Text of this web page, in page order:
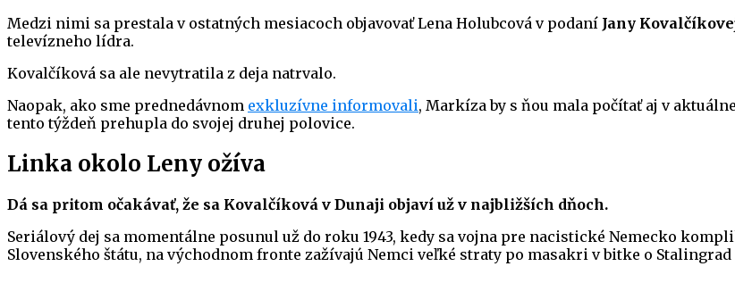
Medzi nimi sa prestala v ostatných mesiacoch objavovať Lena Holubcová v podaní Jany
televízneho lídra.
Kovalčíková sa ale nevytratila z deja natrvalo.
Naopak, ako sme prednedávnom exkluzívne informovali, Markíza by s ňou mala počítať aj v
tento týždeň prehupla do svojej druhej polovice.
Linka okolo Leny ožíva
Dá sa pritom očakávať, že sa Kovalčíková v Dunaji objaví už v najbližších dňoch.
Seriálový dej sa momentálne posunul už do roku 1943, kedy sa vojna pre nacistické Nemecko
Slovenského štátu, na východnom fronte zažívajú Nemci veľké straty po masakri v bitke o